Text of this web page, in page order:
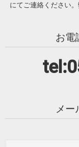
にてご連絡ください
お電
メー